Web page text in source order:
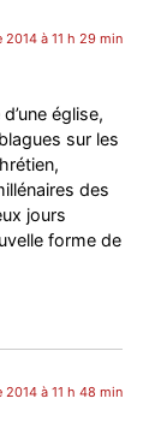
2014 à 11 h 29 min
église,
sur les
des
jours
forme de
2014 à 11 h 48 min